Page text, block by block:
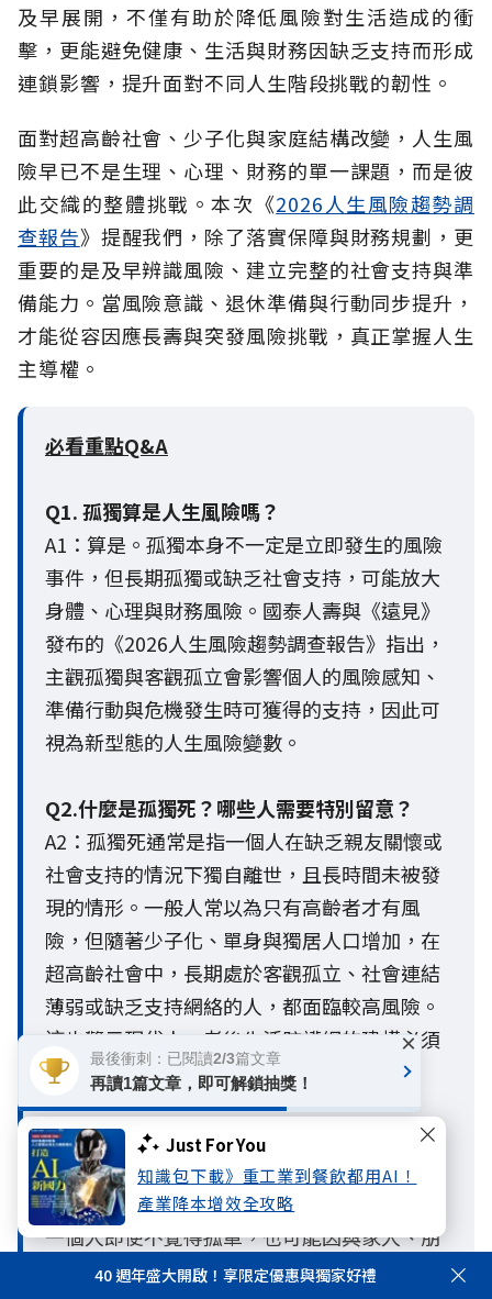
Just For You
知識包下載》重工業到餐飲都用AI！
產業降本增效全攻略
及早展開，不僅有助於降低風險對生活造成的衝
擊，更能避免健康、生活與財務因缺乏支持而形成
連鎖影響，提升面對不同人生階段挑戰的韌性。
面對超高齡社會、少子化與家庭結構改變，人生風
險早已不是生理、心理、財務的單一課題，而是彼
此交織的整體挑戰。本次《2026人生風險趨勢調
查報告》提醒我們，除了落實保障與財務規劃，更
重要的是及早辨識風險、建立完整的社會支持與準
備能力。當風險意識、退休準備與行動同步提升，
才能從容因應長壽與突發風險挑戰，真正掌握人生
主導權。
必看重點Q&A
Q1. 孤獨算是人生風險嗎？
A1：算是。孤獨本身不一定是立即發生的風險
事件，但長期孤獨或缺乏社會支持，可能放大
身體、心理與財務風險。國泰人壽與《遠見》
發布的《2026人生風險趨勢調查報告》指出，
主觀孤獨與客觀孤立會影響個人的風險感知、
準備行動與危機發生時可獲得的支持，因此可
視為新型態的人生風險變數。
Q2.什麼是孤獨死？哪些人需要特別留意？
A2：孤獨死通常是指一個人在缺乏親友關懷或
社會支持的情況下獨自離世，且長時間未被發
現的情形。一般人常以為只有高齡者才有風
險，但隨著少子化、單身與獨居人口增加，在
超高齡社會中，長期處於客觀孤立、社會連結
薄弱或缺乏支持網絡的人，都面臨較高風險。
這也警示現代人，老後生活防護網的建構必須
提早啟動。
Q3. 孤獨與孤立有什麼不同？
A3：孤獨與孤立最大的不同，在於孤獨是主觀
的心理感受，孤立則是客觀的社會連結狀態。
一個人即使不覺得孤單，也可能因與家人、朋
友或社會網絡互動不足，而處於客觀孤立的狀
40 週年盛大開啟！享限定優惠與獨家好禮
最後衝刺：已閱讀2/3篇文章
再讀1篇文章，即可解鎖抽獎！
×